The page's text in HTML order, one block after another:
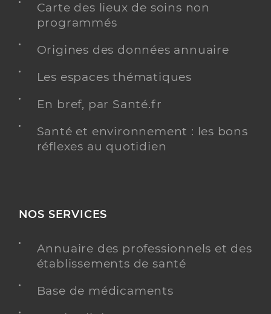
Carte des lieux de soins non
programmés
Origines des données annuaire
Les espaces thématiques
En bref, par Santé.fr
Santé et environnement : les bons
réflexes au quotidien
NOS SERVICES
Annuaire des professionnels et des
établissements de santé
Base de médicaments